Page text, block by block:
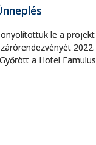
le a projekt
2022.
a Hotel Famulus